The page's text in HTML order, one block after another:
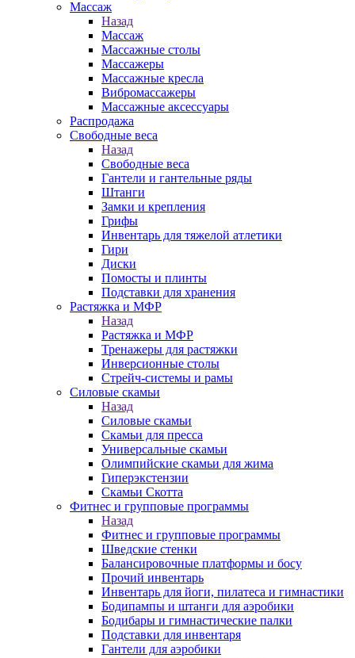
Массаж
Назад
Массаж
Массажные столы
Массажеры
Массажные кресла
Вибромассажеры
Массажные аксессуары
Распродажа
Свободные веса
Назад
Свободные веса
Гантели и гантельные ряды
Штанги
Замки и крепления
Грифы
Инвентарь для тяжелой атлетики
Гири
Диски
Помосты и плинты
Подставки для хранения
Растяжка и МФР
Назад
Растяжка и МФР
Тренажеры для растяжки
Инверсионные столы
Стрейч-системы и рамы
Силовые скамьи
Назад
Силовые скамьи
Скамьи для пресса
Универсальные скамьи
Олимпийские скамьи для жима
Гиперэкстензии
Скамьи Скотта
Фитнес и групповые программы
Назад
Фитнес и групповые программы
Шведские стенки
Балансировочные платформы и босу
Прочий инвентарь
Инвентарь для йоги, пилатеса и гимнастики
Бодипампы и штанги для аэробики
Бодибары и гимнастические палки
Подставки для инвентаря
Гантели для аэробики